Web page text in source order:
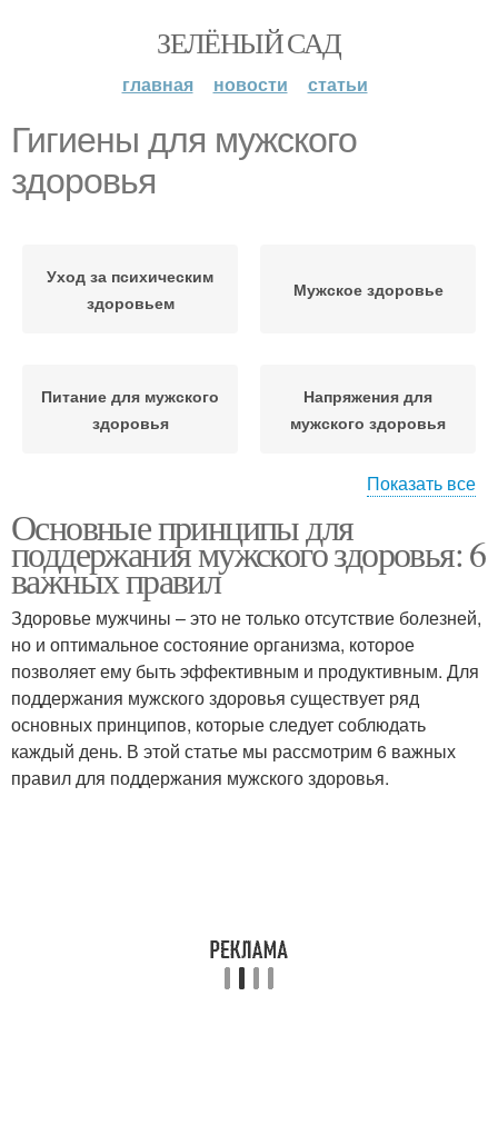
ЗЕЛЁНЫЙ САД
главная новости статьи
Гигиены для мужского
здоровья
Уход за психическим
здоровьем
Мужское здоровье
Питание для мужского
здоровья
Напряжения для
мужского здоровья
Личная гигиена Мужские заболевания
Показать все
Основные принципы для
поддержания мужского здоровья: 6
важных правил
Здоровье мужчины – это не только отсутствие болезней,
но и оптимальное состояние организма, которое
позволяет ему быть эффективным и продуктивным. Для
поддержания мужского здоровья существует ряд
основных принципов, которые следует соблюдать
каждый день. В этой статье мы рассмотрим 6 важных
правил для поддержания мужского здоровья.